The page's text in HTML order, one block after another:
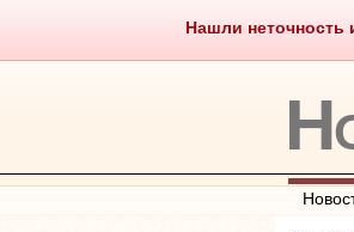
Нашли неточность